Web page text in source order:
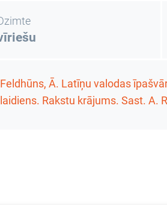
Feldhūns, Ā. Latīņu valodas
laidiens. Rakstu krājums. Sast. A.